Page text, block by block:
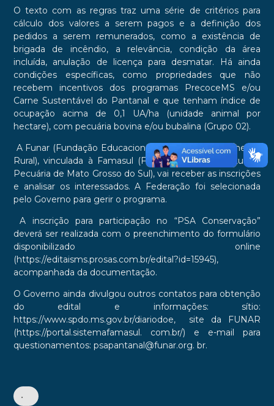
O texto com as regras traz uma série de critérios para
cálculo dos valores a serem pagos e a definição dos
pedidos a serem remunerados, como a existência de
brigada de incêndio, a relevância, condição da área
incluída, anulação de licença para desmatar. Há ainda
condições específicas, como propriedades que não
recebem incentivos dos programas PrecoceMS e/ou
Carne Sustentável do Pantanal e que tenham índice de
ocupação acima de 0,1 UA/ha (unidade animal por
hectare), com pecuária bovina e/ou bubalina (Grupo 02).
A Funar (Fundação Educacional para o Desenvolvimento
Rural), vinculada à Famasul (Federação da Agricultura e
Pecuária de Mato Grosso do Sul), vai receber as inscrições
e analisar os interessados. A Federação foi selecionada
pelo Governo para gerir o programa.
A inscrição para participação no “PSA Conservação”
deverá ser realizada com o preenchimento do formulário
disponibilizado online
(https://editaisms.prosas.com.br/edital?id=15945),
acompanhada da documentação.
O Governo ainda divulgou outros contatos para obtenção
do edital e informações: sítio:
https://www.spdo.ms.gov.br/diariodoe, site da FUNAR
(https://portal.sistemafamasul. com.br/) e e-mail para
questionamentos: psapantanal@funar.org. br.
•